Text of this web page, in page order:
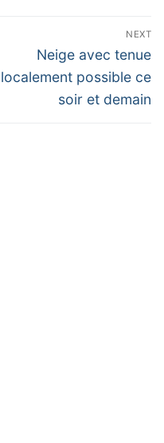
NEXT
Next
post:
Neige avec tenue
localement possible ce
soir et demain